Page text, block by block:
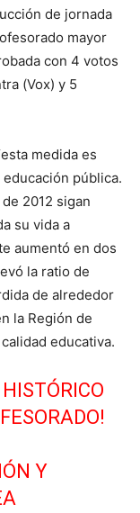
de jornada
mayor
con 4 votos
(Vox) y 5
medida es
pública.
2012 sigan
su vida a
aumentó en dos
la ratio de
de alrededor
la Región de
educativa.
HISTÓRICO
Y